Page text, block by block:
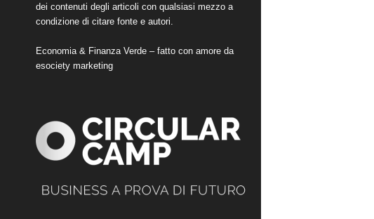
dei contenuti degli articoli con qualsiasi mezzo a
condizione di citare fonte e autori.
Economia & Finanza Verde – fatto con amore da
esociety marketing